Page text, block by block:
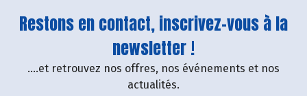
Restons en contact, inscrivez-vous à la
newsletter !
....et retrouvez nos offres, nos événements et nos
actualités.